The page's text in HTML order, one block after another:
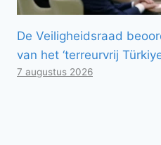
De Veiligheidsraad
van het ‘terreurvrij
7 augustus 2026